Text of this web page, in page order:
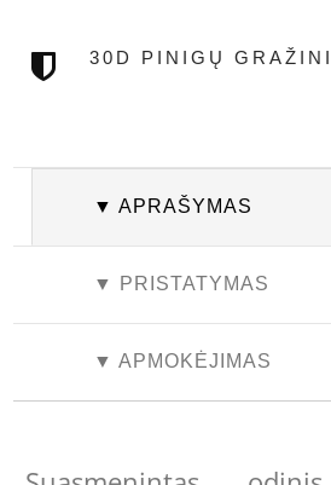
30D PINIGŲ
▼ APRAŠYMAS
▼ PRISTATYMAS
▼ APMOKĖJIMAS